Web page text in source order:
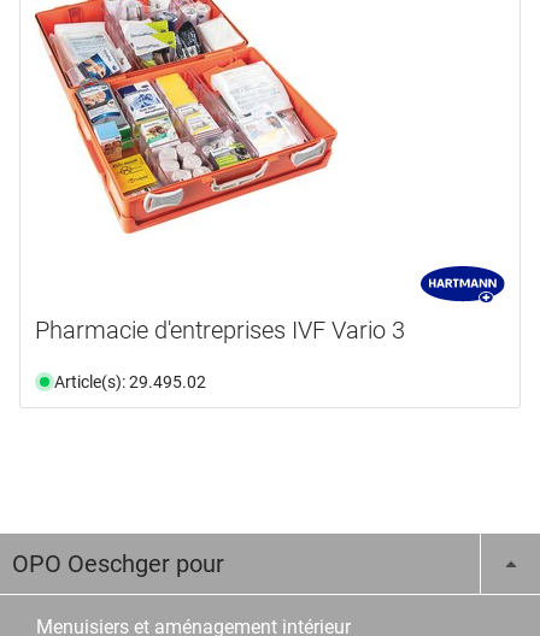
Pharmacie d'entreprises IVF Vario 3
Article(s): 29.495.02
OPO Oeschger pour
Menuisiers et aménagement intérieur